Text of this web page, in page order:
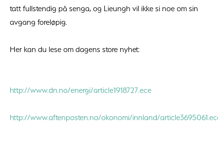
tatt fullstendig på senga, og Lieungh vil ikke si noe om sin
avgang foreløpig.
Her kan du lese om dagens store nyhet:
http://www.dn.no/energi/article1918727.ece
http://www.aftenposten.no/okonomi/innland/